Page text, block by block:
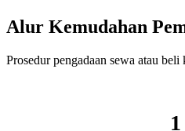
Alur Kemudahan
Prosedur pengadaan sewa atau
1